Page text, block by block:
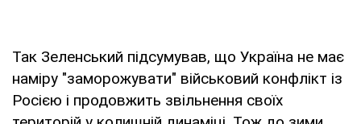
Так Зеленський підсумував, що Україна не має
наміру "заморожувати" військовий конфлікт із
Росією і продовжить звільнення своїх